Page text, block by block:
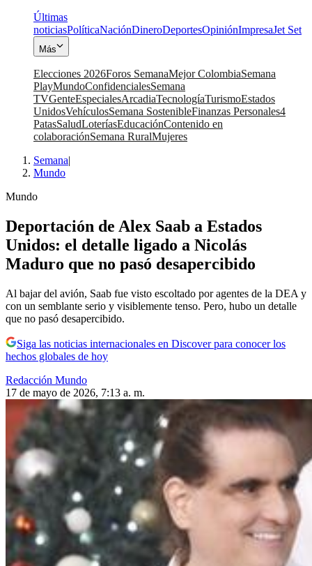
Últimas
noticiasPolíticaNaciónDineroDeportesOpiniónImpresaJet Set
Más
Elecciones 2026Foros SemanaMejor ColombiaSemana
PlayMundoConfidencialesSemana
TVGenteEspecialesArcadiaTecnologíaTurismoEstados
UnidosVehículosSemana SostenibleFinanzas Personales4
PatasSaludLoteríasEducaciónContenido en
colaboraciónSemana RuralMujeres
Semana|
Mundo
Mundo
Deportación de Alex Saab a Estados
Unidos: el detalle ligado a Nicolás
Maduro que no pasó desapercibido
Al bajar del avión, Saab fue visto escoltado por agentes de la DEA y
con un semblante serio y visiblemente tenso. Pero, hubo un detalle
que no pasó desapercibido.
Siga las noticias internacionales en Discover para conocer los
hechos globales de hoy
Redacción Mundo
17 de mayo de 2026, 7:13 a. m.